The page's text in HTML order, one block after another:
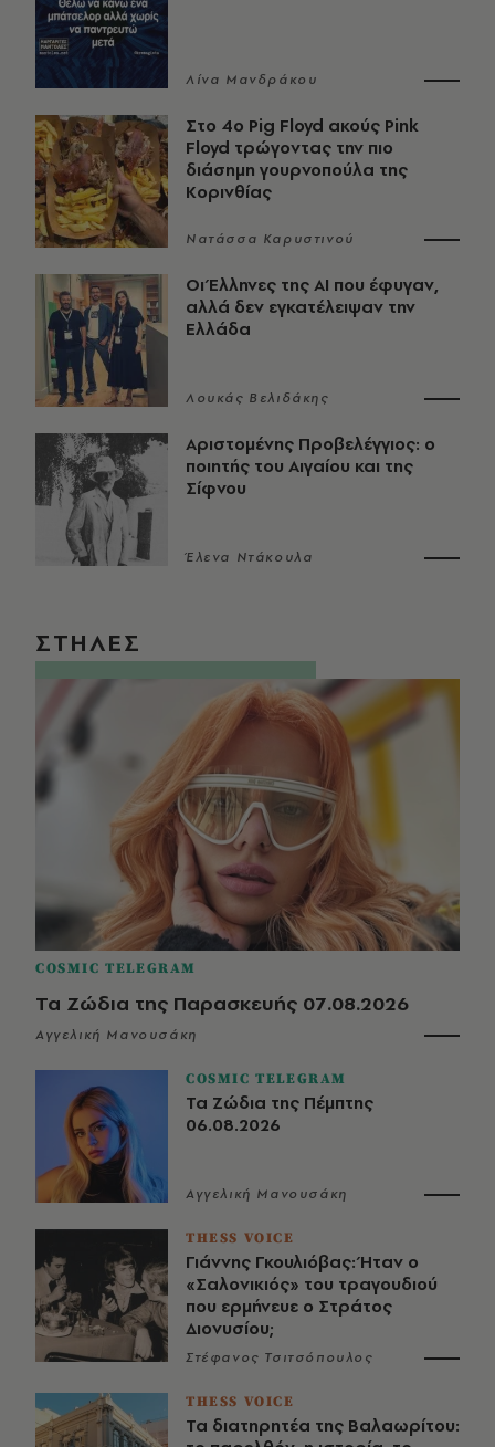
Λίνα Μανδράκου
Στο 4ο Pig Floyd ακούς Pink
Floyd τρώγοντας την πιο
διάσημη γουρνοπούλα της
Κορινθίας
Νατάσσα Καρυστινού
Οι Έλληνες της ΑΙ που έφυγαν,
αλλά δεν εγκατέλειψαν την
Ελλάδα
Λουκάς Βελιδάκης
Αριστομένης Προβελέγγιος: ο
ποιητής του Αιγαίου και της
Σίφνου
Έλενα Ντάκουλα
ΣΤΗΛΕΣ
COSMIC TELEGRAM
Τα Ζώδια της Παρασκευής 07.08.2026
Αγγελική Μανουσάκη
COSMIC TELEGRAM
Τα Ζώδια της Πέμπτης
06.08.2026
Αγγελική Μανουσάκη
THESS VOICE
Γιάννης Γκουλιόβας: Ήταν ο
«Σαλονικιός» του τραγουδιού
που ερμήνευε ο Στράτος
Διονυσίου;
Στέφανος Τσιτσόπουλος
THESS VOICE
Τα διατηρητέα της Βαλαωρίτου: